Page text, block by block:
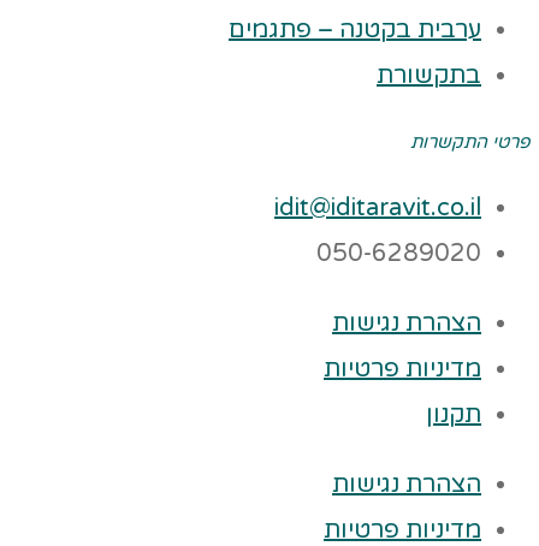
ערבית בקטנה – פתגמים
בתקשורת
פרטי התקשרות
idit@iditaravit.co.il
050-6289020
הצהרת נגישות
מדיניות פרטיות
תקנון
הצהרת נגישות
מדיניות פרטיות